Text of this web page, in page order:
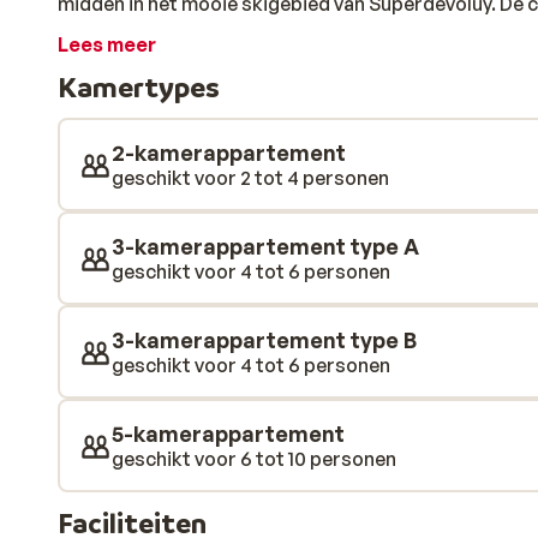
piste en bieden een mooi uitzicht over de
een baantje te trekken in het verwarmde
nieuwe dag.
Lees meer
Kamertypes
2-kamerappartement
geschikt voor 2 tot 4 personen
3-kamerappartement type A
geschikt voor 4 tot 6 personen
3-kamerappartement type B
geschikt voor 4 tot 6 personen
5-kamerappartement
geschikt voor 6 tot 10 personen
Faciliteiten